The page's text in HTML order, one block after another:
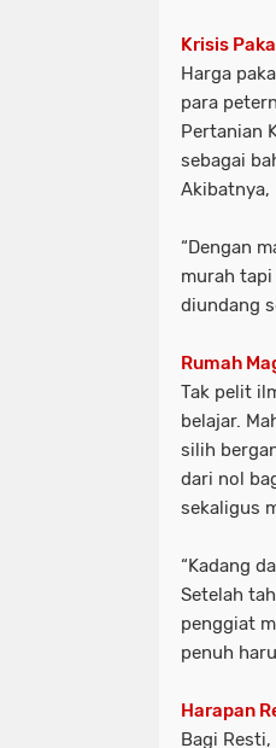
Krisis
Harga
para
Pertanian
sebagai
Akibatnya,
“Dengan
murah
diundang
Rumah
Tak pelit
belajar.
silih
dari nol
sekaligus
“Kadang
Setelah
penggiat
penuh
Harapan
Bagi